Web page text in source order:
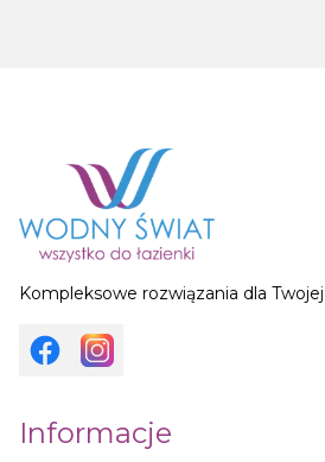
Kompleksowe rozwiązania dla Twojej
Informacje